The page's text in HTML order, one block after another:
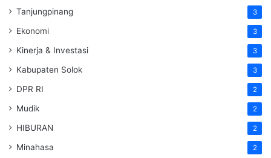
Tanjungpinang 3
Ekonomi 3
Kinerja & Investasi 3
Kabupaten Solok 3
DPR RI 2
Mudik 2
HIBURAN 2
Minahasa 2